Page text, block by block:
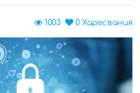
0Харесвания
1003